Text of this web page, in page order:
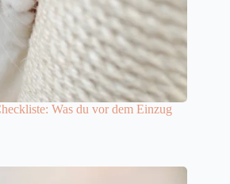
Was du vor dem Einzug